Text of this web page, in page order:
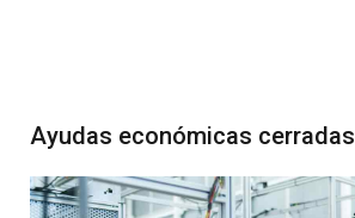
Ayudas económicas cerradas